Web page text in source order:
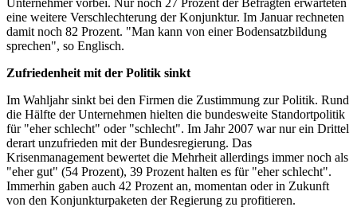
Unternehmer vorbei. Nur noch 27 Prozent der Befragten erwarteten
eine weitere Verschlechterung der Konjunktur. Im Januar rechneten
damit noch 82 Prozent. "Man kann von einer Bodensatzbildung
sprechen", so Englisch.
Zufriedenheit mit der Politik sinkt
Im Wahljahr sinkt bei den Firmen die Zustimmung zur Politik. Rund
die Hälfte der Unternehmen hielten die bundesweite Standortpolitik
für "eher schlecht" oder "schlecht". Im Jahr 2007 war nur ein Drittel
derart unzufrieden mit der Bundesregierung. Das
Krisenmanagement bewertet die Mehrheit allerdings immer noch als
"eher gut" (54 Prozent), 39 Prozent halten es für "eher schlecht".
Immerhin gaben auch 42 Prozent an, momentan oder in Zukunft
von den Konjunkturpaketen der Regierung zu profitieren.